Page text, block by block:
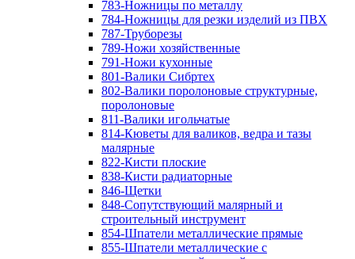
783-Ножницы по металлу
784-Ножницы для резки изделий из ПВХ
787-Труборезы
789-Ножи хозяйственные
791-Ножи кухонные
801-Валики Сибртех
802-Валики поролоновые структурные,
поролоновые
811-Валики игольчатые
814-Кюветы для валиков, ведра и тазы
малярные
822-Кисти плоские
838-Кисти радиаторные
846-Щетки
848-Сопутствующий малярный и
строительный инструмент
854-Шпатели металлические прямые
855-Шпатели металлические с